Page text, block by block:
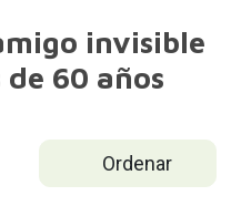
invisible
60 años
Ordenar